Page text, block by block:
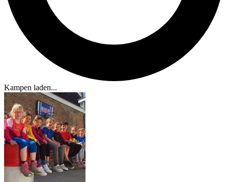
Kampen laden...